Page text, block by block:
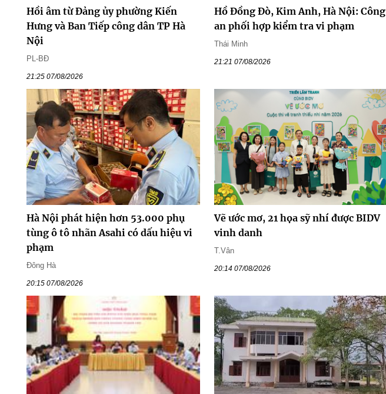
Hồi âm từ Đảng ủy phường Kiến
Hưng và Ban Tiếp công dân TP Hà
Nội
PL-BĐ
21:25 07/08/2026
Hồ Đồng Đò, Kim Anh, Hà Nội: Công
an phối hợp kiểm tra vi phạm
Thái Minh
21:21 07/08/2026
Hà Nội phát hiện hơn 53.000 phụ
tùng ô tô nhãn Asahi có dấu hiệu vi
phạm
Đông Hà
20:15 07/08/2026
Vẽ ước mơ, 21 họa sỹ nhí được BIDV
vinh danh
T.Vân
20:14 07/08/2026